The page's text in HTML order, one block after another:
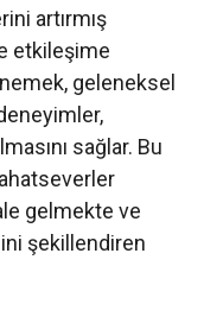
artırmış
etkileşime
geleneksel
sağlar. Bu
gelmekte ve
şekillendiren